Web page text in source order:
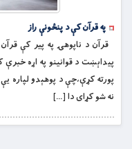
په قرآن کې د پنځونې راز
قرآن د ناپوهۍ په پير کې
پیداېښت د قوانینو په اړه
پورته کړې،چې د پوهېدو لپاره
نه شو کړای دا […]